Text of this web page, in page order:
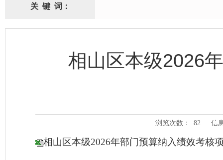
关 键 词：
相山区本级2026
浏览次数： 82 信
相山区本级2026年部门预算纳入绩效考核